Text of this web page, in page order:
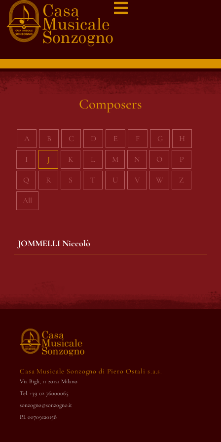
Composers
A B C D E F G H
I J K L M N O P
Q R S T U V W Z
All
JOMMELLI Niccolò
Casa Musicale Sonzogno di Piero Ostali s.a.s.
Via Bigli, 11 20121 Milano
Tel. +39 02 76000065
sonzogno@sonzogno.it
P.I. 00709120158